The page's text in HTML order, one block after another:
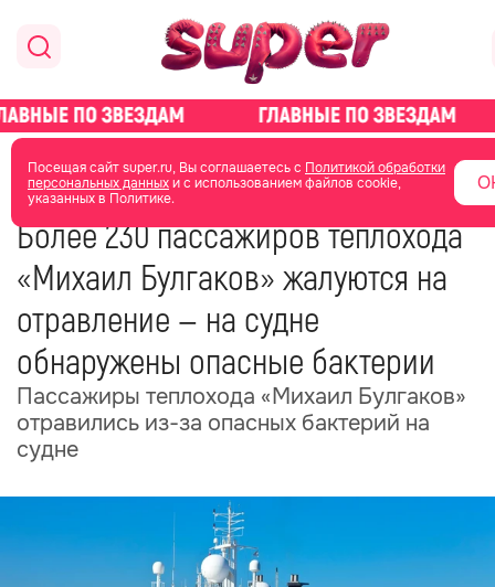
Посещая сайт super.ru, Вы соглашаетесь с Политикой обработки
персональных данныхи с использованием файлов cookie,
указанных в Политике.
главная общество
06 июня 2025 07:43
Более 230 пассажиров теплохода
«Михаил Булгаков» жалуются на
отравление — на судне
обнаружены опасные бактерии
Пассажиры теплохода «Михаил Булгаков»
отравились из-за опасных бактерий на
судне